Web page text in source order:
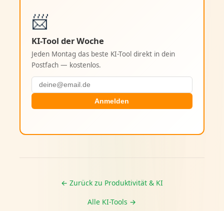
📨
KI-Tool der Woche
Jeden Montag das beste KI-Tool direkt in dein
Postfach — kostenlos.
Anmelden
← Zurück zu Produktivität & KI
Alle KI-Tools →